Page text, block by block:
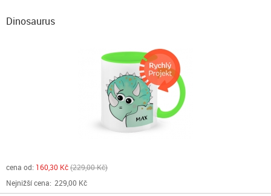
Dinosaurus
cena od: 160,30 Kč 229,00 Kč
Nejnižší cena: 229,00 Kč